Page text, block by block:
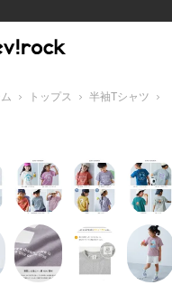
トップス 半袖Tシャツ